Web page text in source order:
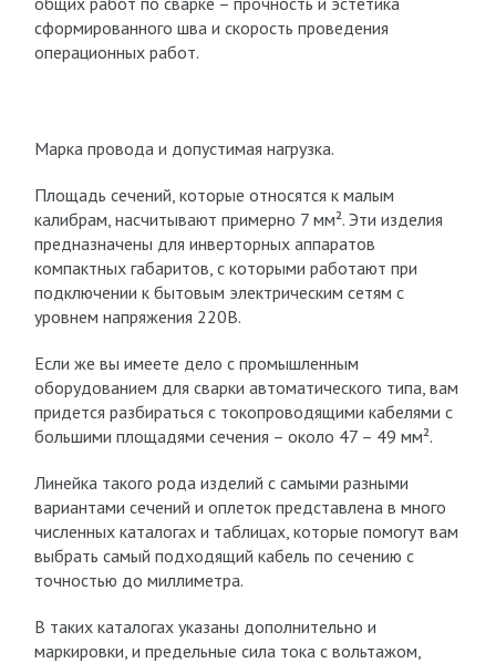
сформированного шва и скорость проведения
операционных работ.
Марка провода и допустимая нагрузка.
Площадь сечений, которые относятся к малым
калибрам, насчитывают примерно 7 мм². Эти изделия
предназначены для инверторных аппаратов
компактных габаритов, с которыми работают при
подключении к бытовым электрическим сетям с
уровнем напряжения 220В.
Если же вы имеете дело с промышленным
оборудованием для сварки автоматического типа, вам
придется разбираться с токопроводящими кабелями с
большими площадями сечения – около 47 – 49 мм².
Линейка такого рода изделий с самыми разными
вариантами сечений и оплеток представлена в много
численных каталогах и таблицах, которые помогут вам
выбрать самый подходящий кабель по сечению с
точностью до миллиметра.
В таких каталогах указаны дополнительно и
маркировки, и предельные сила тока с вольтажом,